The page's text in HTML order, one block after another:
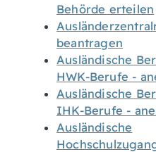
Behörde erteilen
beantragen
Ausländische
HWK-Berufe -
Ausländische
IHK-Berufe -
Ausländische